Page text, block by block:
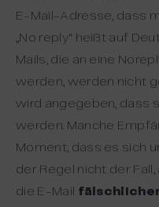
E-Mail-Adresse, dass
„No reply“ heißt auf
Mails, die an eine
werden, werden nicht
wird angegeben, dass
werden. Manche
Moment, dass es sich
der Regel nicht der
die E-Mail